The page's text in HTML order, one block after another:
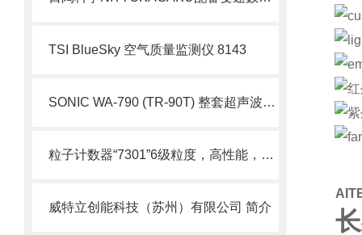
TSI BlueSky 空气质量监测仪 8143
SONIC WA-790 (TR-90T) 整套超声波风速仪 洁净室风场检测整机
粒子计数器“7301”6级粒度，高性能，体积小！
威特立创能科技（苏州）有限公司 简介